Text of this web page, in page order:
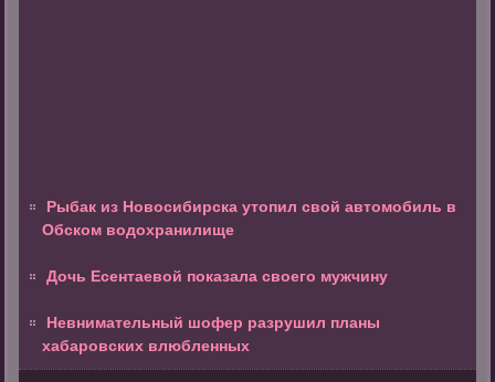
Рыбак из Новосибирска утопил свой автомобиль в
Обском водохранилище
Дочь Есентаевой показала своего мужчину
Невнимательный шофер разрушил планы
хабаровских влюбленных